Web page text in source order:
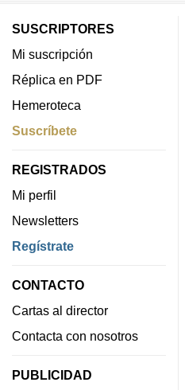
SUSCRIPTORES
Mi suscripción
Réplica en PDF
Hemeroteca
Suscríbete
REGISTRADOS
Mi perfil
Newsletters
Regístrate
CONTACTO
Cartas al director
Contacta con nosotros
PUBLICIDAD